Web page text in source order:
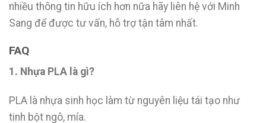
nhiều thông tin hữu ích hơn nữa hãy liên hệ với Minh
Sang để được tư vấn, hỗ trợ tận tâm nhất.
FAQ
1. Nhựa PLA là gì?
PLA là nhựa sinh học làm từ nguyên liệu tái tạo như
tinh bột ngô, mía.